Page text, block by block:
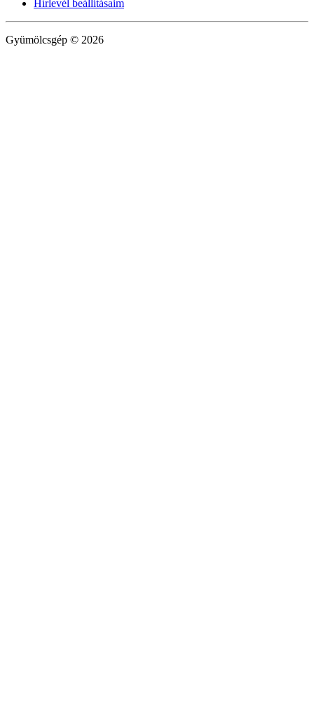
Hírlevél beállításaim
Gyümölcsgép © 2026